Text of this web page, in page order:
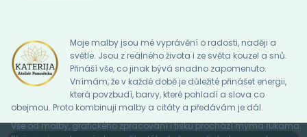
Moje malby jsou mé vyprávění o radosti, naději a
světle. Jsou z reálného života i ze světa kouzel a snů.
Přináší vše, co jinak bývá snadno zapomenuto.
Vnímám, že v každé době je důležité přinášet energii,
která povzbudí, barvy, které pohladí a slova co
obejmou. Proto kombinuji malby a citáty a předávám je dál.
Vše od malby, grafického zpracování i tisku prochází mýma rukama.